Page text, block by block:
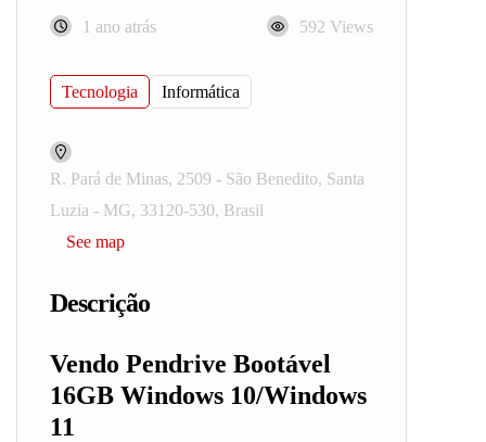
1 ano atrás 592 Views
Tecnologia Informática
R. Pará de Minas, 2509 - São Benedito, Santa
Luzia - MG, 33120-530, Brasil
See map
Descrição
Vendo Pendrive Bootável
16GB Windows 10/Windows
11